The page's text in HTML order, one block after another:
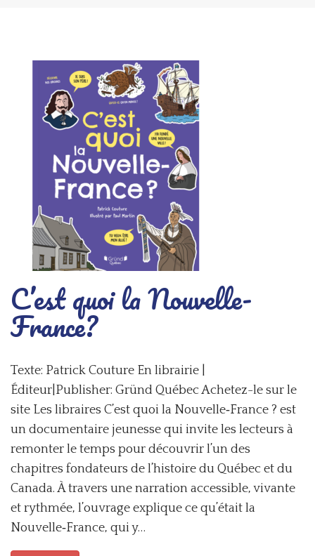
C’est quoi la Nouvelle-
France?
Texte: Patrick Couture En librairie |
Éditeur|Publisher: Gründ Québec Achetez-le sur le
site Les libraires C’est quoi la Nouvelle‑France ? est
un documentaire jeunesse qui invite les lecteurs à
remonter le temps pour découvrir l’un des
chapitres fondateurs de l’histoire du Québec et du
Canada. À travers une narration accessible, vivante
et rythmée, l’ouvrage explique ce qu’était la
Nouvelle‑France, qui y…